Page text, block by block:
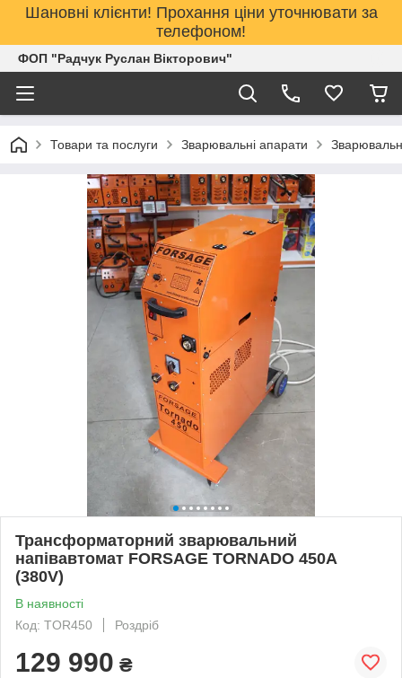
Шановні клієнти! Прохання ціни уточнювати за
телефоном!
ФОП "Радчук Руслан Вікторович"
Товари та послуги Зварювальні апарати
Трансформаторний зварювальний
напівавтомат FORSAGE TORNADO 450A
(380V)
В наявності
Код: TOR450
Роздріб
129 990 ₴